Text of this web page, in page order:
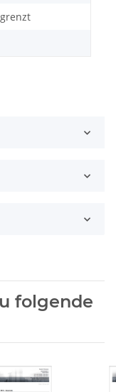
folgende